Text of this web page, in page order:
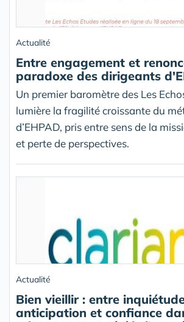
Actualité
Entre engagement et
paradoxe des dirigeants
Un premier baromètre des Les
lumière la fragilité croissante du
d’EHPAD, pris entre sens de la
et perte de perspectives.
Actualité
Bien vieillir : entre
anticipation et confiance